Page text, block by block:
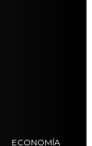
ECONOMÍA